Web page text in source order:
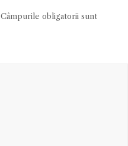
Câmpurile obligatorii sunt